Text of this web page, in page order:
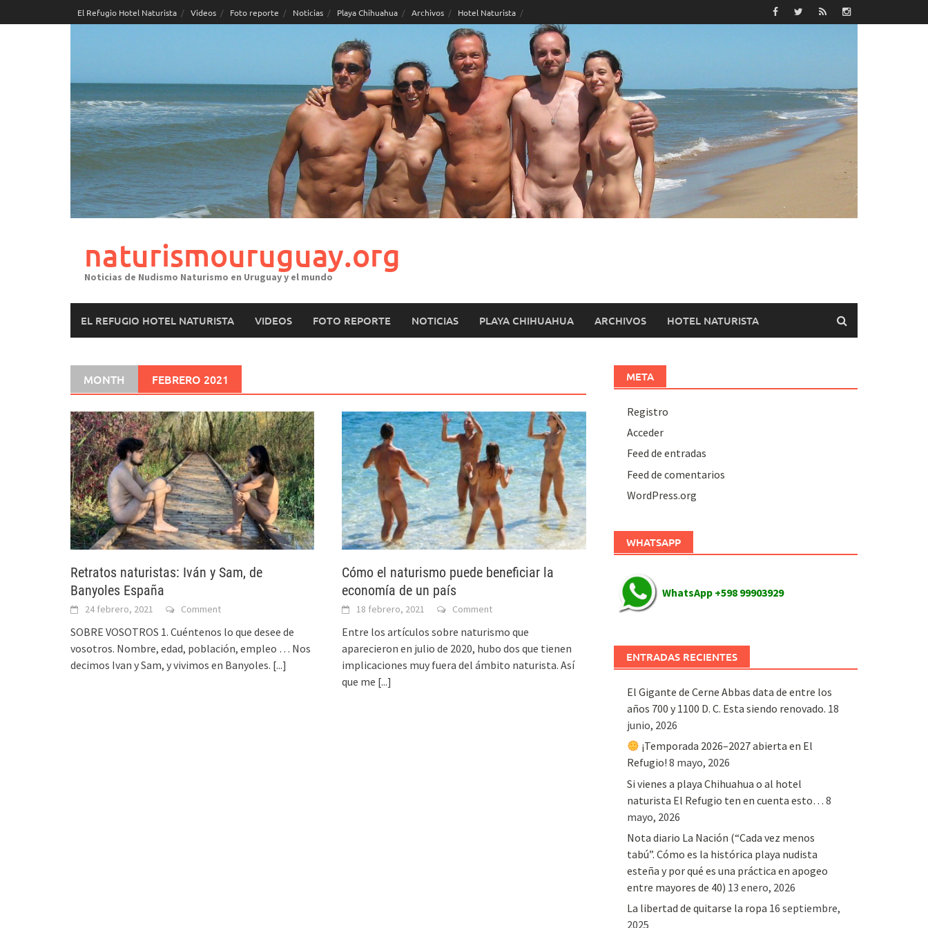
to
El Refugio Hotel Naturista Videos Foto reporte Noticias Playa Chihuahua Archivos Hotel Naturista
naturismouruguay.org
Noticias de Nudismo Naturismo en Uruguay y el mundo
EL REFUGIO HOTEL NATURISTA VIDEOS FOTO REPORTE NOTICIAS PLAYA CHIHUAHUA ARCHIVOS HOTEL NATURISTA
MONTH FEBRERO 2021
Retratos naturistas: Iván y Sam, de
Banyoles España
24 febrero, 2021 Comment
SOBRE VOSOTROS 1. Cuéntenos lo que desee de
vosotros. Nombre, edad, población, empleo … Nos
decimos Ivan y Sam, y vivimos en Banyoles. [...]
Cómo el naturismo puede beneficiar la
economía de un país
18 febrero, 2021 Comment
Entre los artículos sobre naturismo que
aparecieron en julio de 2020, hubo dos que tienen
implicaciones muy fuera del ámbito naturista. Así
que me [...]
META
Registro
Acceder
Feed de entradas
Feed de comentarios
WordPress.org
WHATSAPP
WhatsApp +598 99903929
ENTRADAS RECIENTES
El Gigante de Cerne Abbas data de entre los
años 700 y 1100 D. C. Esta siendo renovado. 18
junio, 2026
¡Temporada 2026–2027 abierta en El
Refugio! 8 mayo, 2026
Si vienes a playa Chihuahua o al hotel
naturista El Refugio ten en cuenta esto… 8
mayo, 2026
Nota diario La Nación (“Cada vez menos
tabú”. Cómo es la histórica playa nudista
esteña y por qué es una práctica en apogeo
entre mayores de 40) 13 enero, 2026
La libertad de quitarse la ropa 16 septiembre,
2025